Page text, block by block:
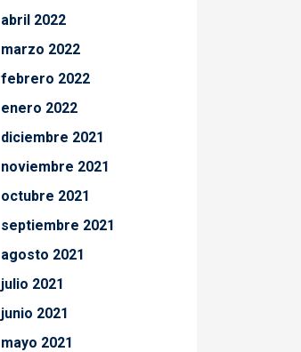
abril 2022
marzo 2022
febrero 2022
enero 2022
diciembre 2021
noviembre 2021
octubre 2021
septiembre 2021
agosto 2021
julio 2021
junio 2021
mayo 2021